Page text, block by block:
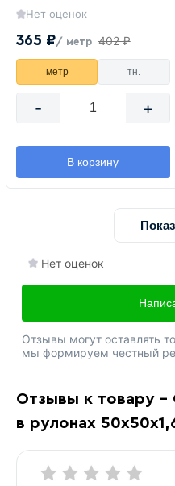
Нет оценок
365 ₽/ метр 402 ₽
метр тн.
- +
В корзину
Отзывы к товару -
в рулонах
Нет оценок
Отзывы могут оставлять
мы формируем честный